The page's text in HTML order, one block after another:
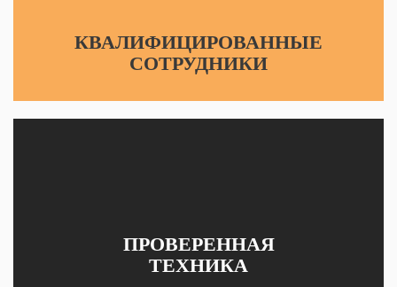
КВАЛИФИЦИРОВАННЫЕ
СОТРУДНИКИ
ПРОВЕРЕННАЯ
ТЕХНИКА